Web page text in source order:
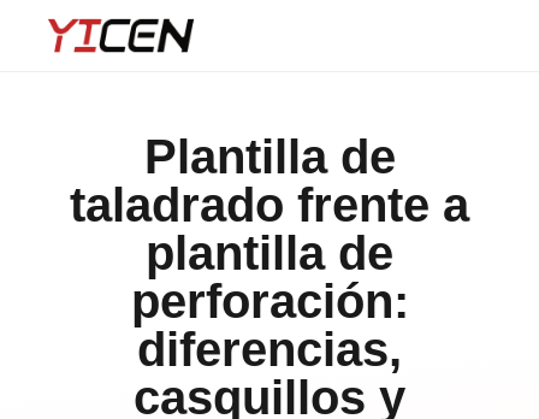
Plantilla de
taladrado frente a
plantilla de
perforación:
diferencias,
casquillos y